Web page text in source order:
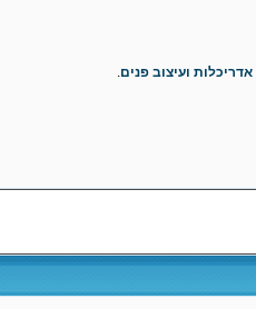
אדריכלות ועיצוב פנים.